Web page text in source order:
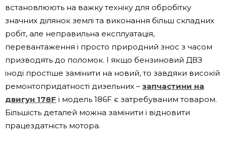
встановлюють на важку техніку для обробітку
значних ділянок землі та виконання більш складних
робіт, але неправильна експлуатація,
перевантаження і просто природний знос з часом
призводять до поломок. І якщо бензиновий ДВЗ
іноді простіше замінити на новий, то завдяки високій
ремонтопридатності дизельних – запчастини на
двигун 178F і модель 186F є затребуваним товаром.
Більшість деталей можна замінити і відновити
працездатність мотора.